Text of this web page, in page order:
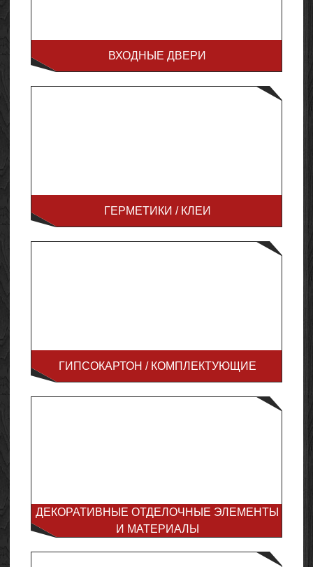
ВХОДНЫЕ ДВЕРИ
ГЕРМЕТИКИ / КЛЕИ
ГИПСОКАРТОН / КОМПЛЕКТУЮЩИЕ
ДЕКОРАТИВНЫЕ ОТДЕЛОЧНЫЕ ЭЛЕМЕНТЫ
И МАТЕРИАЛЫ